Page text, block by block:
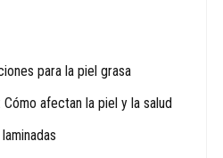
para la piel grasa
afectan la piel y la salud